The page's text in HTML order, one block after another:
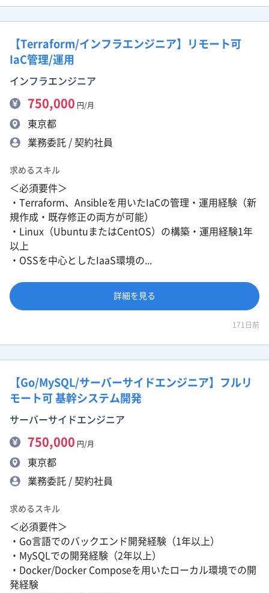
【Terraform/インフラエンジニア】リモート可
IaC管理/運用
インフラエンジニア
750,000 円/月
東京都
業務委託 / 契約社員
求めるスキル
＜必須要件＞
・Terraform、Ansibleを用いたIaCの管理・運用経験（新
規作成・既存修正の両方が可能）
・Linux（UbuntuまたはCentOS）の構築・運用経験1年
以上
・OSSを中心としたIaaS環境の...
詳細を見る
171日前
【Go/MySQL/サーバーサイドエンジニア】フルリ
モート可 基幹システム開発
サーバーサイドエンジニア
750,000 円/月
東京都
業務委託 / 契約社員
求めるスキル
＜必須要件＞
・Go言語でのバックエンド開発経験（1年以上）
・MySQLでの開発経験（2年以上）
・Docker/Docker Composeを用いたローカル環境での開
発経験